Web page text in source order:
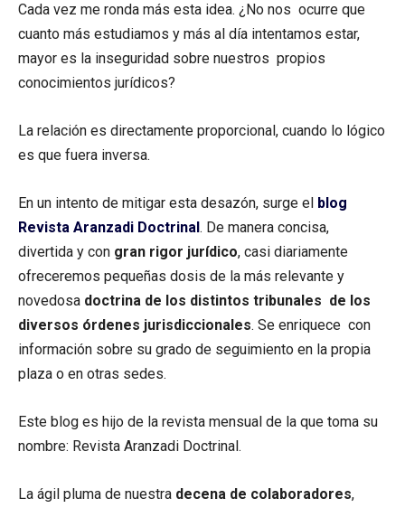
Cada vez me ronda más esta idea. ¿No nos ocurre que
cuanto más estudiamos y más al día intentamos estar,
mayor es la inseguridad sobre nuestros propios
conocimientos jurídicos?
La relación es directamente proporcional, cuando lo lógico
es que fuera inversa.
En un intento de mitigar esta desazón, surge el blog
Revista Aranzadi Doctrinal. De manera concisa,
divertida y con gran rigor jurídico, casi diariamente
ofreceremos pequeñas dosis de la más relevante y
novedosa doctrina de los distintos tribunales de los
diversos órdenes jurisdiccionales. Se enriquece con
información sobre su grado de seguimiento en la propia
plaza o en otras sedes.
Este blog es hijo de la revista mensual de la que toma su
nombre: Revista Aranzadi Doctrinal.
La ágil pluma de nuestra decena de colaboradores,